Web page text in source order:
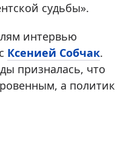
судьбы».
интервью
Ксенией Собчак.
призналась, что
а политик